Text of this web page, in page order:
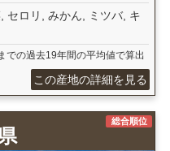
セロリ, みかん, ミツバ, キ
での過去19年間の平均値で算出
この産地の詳細を見る
総合順位